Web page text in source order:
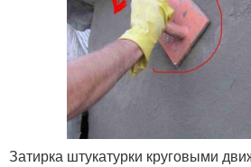
Затирка штукатурки круговыми